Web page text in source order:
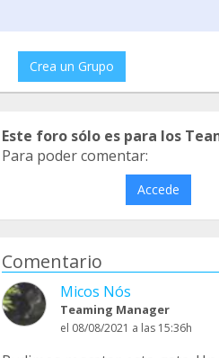
Crea un Grupo
Este foro sólo es para los
Para poder comentar:
Accede
Comentario
Micos Nós
Teaming Manager
el 08/08/2021 a las 15:36h